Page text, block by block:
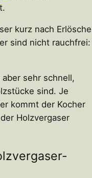
sind nicht
sehr schnell,
sind. Je
kommt der Kocher
Holzvergaser